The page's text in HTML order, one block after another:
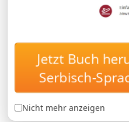
Serbisch für
Sie den
B1 und B2
Jetzt Buch
Serbisch-
Nicht mehr anzeigen